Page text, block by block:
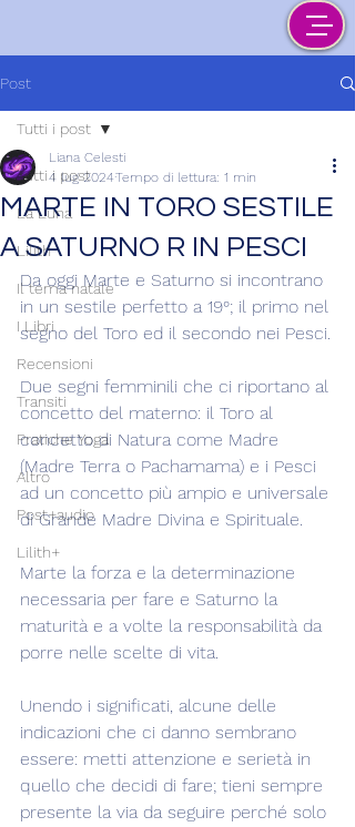
Post
Tutti i post
La Luna
Lilith
Il tema natale
I Libri
Recensioni
Transiti
Pratiche Yoga
Altro
Post+audio
Lilith+
Tutti i post
MARTE IN TORO SESTILE
A SATURNO R IN PESCI
Liana Celesti
4 lug 2024Tempo di lettura: 1 min
Da oggi Marte e Saturno si incontrano
in un sestile perfetto a 19°; il primo nel
segno del Toro ed il secondo nei Pesci.
Due segni femminili che ci riportano al
concetto del materno: il Toro al
concetto di Natura come Madre
(Madre Terra o Pachamama) e i Pesci
ad un concetto più ampio e universale
di Grande Madre Divina e Spirituale.
Marte la forza e la determinazione
necessaria per fare e Saturno la
maturità e a volte la responsabilità da
porre nelle scelte di vita.
Unendo i significati, alcune delle
indicazioni che ci danno sembrano
essere: metti attenzione e serietà in
quello che decidi di fare; tieni sempre
presente la via da seguire perché solo